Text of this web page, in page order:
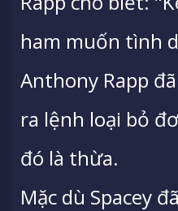
ham muốn tình
Anthony Rapp
ra lệnh loại bỏ
đó là thừa.
Mặc dù Spacey